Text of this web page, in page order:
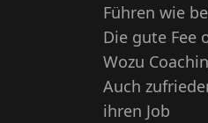
Führen wie
Die gute Fee
Wozu
Auch
ihren Job